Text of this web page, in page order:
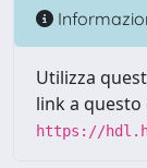
Utilizza
link a
https://